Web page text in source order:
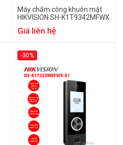
Máy chấm công khuôn mặt
HIKVISION SH-K1T9342MFWX
Giá liên hệ
-30%